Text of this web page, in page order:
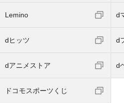
Lemino d
dヒッツ d
dアニメストア d
ドコモスポーツくじ